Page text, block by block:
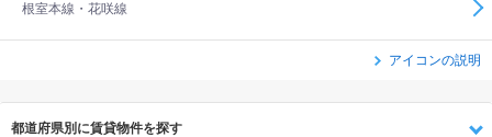
根室本線・花咲線
アイコンの説明
都道府県別に賃貸物件を探す